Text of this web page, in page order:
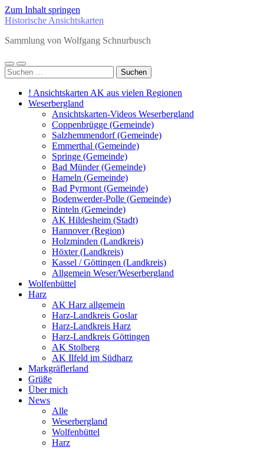
Zum Inhalt springen
Historische Ansichtskarten
Sammlung von Wolfgang Schnurbusch
Mobile-
Menü
Suchfeld
ein-/ausblenden
Suchen
nach:
! Ansichtskarten AK aus vielen Regionen
Weserbergland
Ansichtskarten-Videos Weserbergland
Coppenbrügge (Gemeinde)
Salzhemmendorf (Gemeinde)
Emmerthal (Gemeinde)
Springe (Gemeinde)
Bad Münder (Gemeinde)
Hameln (Gemeinde)
Bad Pyrmont (Gemeinde)
Bodenwerder-Polle (Gemeinde)
Rinteln (Gemeinde)
AK Hildesheim (Stadt)
Hannover (Region)
Holzminden (Landkreis)
Höxter (Landkreis)
Kassel / Göttingen (Landkreis)
Allgemein Weser/Weserbergland
Wolfenbüttel
Harz
AK Harz allgemein
Harz-Landkreis Goslar
Harz-Landkreis Harz
Harz-Landkreis Göttingen
AK Stolberg
AK Ilfeld im Südharz
Markgräflerland
Grüße
Über mich
News
Alle
Weserbergland
Wolfenbüttel
Harz